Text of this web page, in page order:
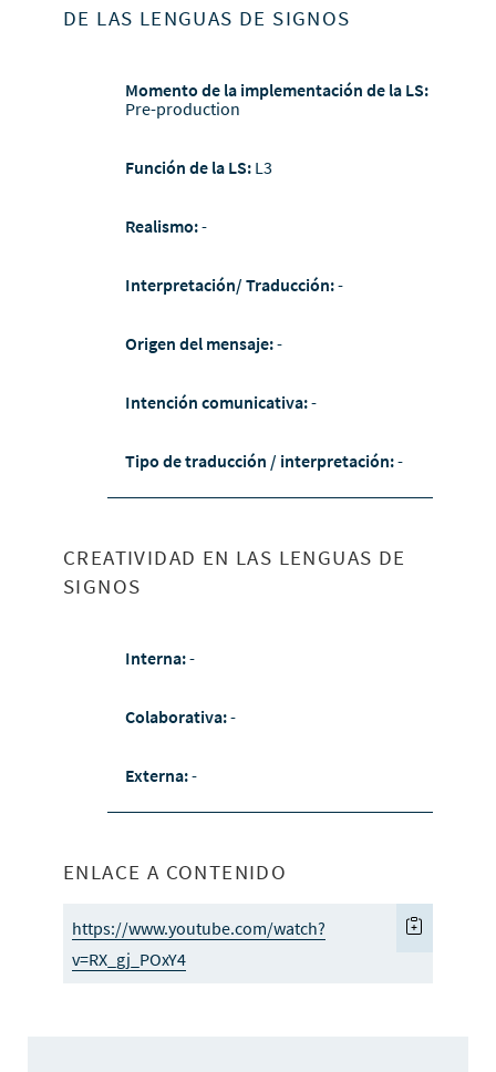
DE LAS LENGUAS DE SIGNOS
Momento de la implementación de la LS:
Pre-production
Función de la LS: L3
Realismo:-
Interpretación/ Traducción:-
Origen del mensaje:-
Intención comunicativa:-
Tipo de traducción / interpretación:-
CREATIVIDAD EN LAS LENGUAS DE
SIGNOS
Interna:-
Colaborativa:-
Externa:-
ENLACE A CONTENIDO
https://www.youtube.com/watch?
v=RX_gj_POxY4